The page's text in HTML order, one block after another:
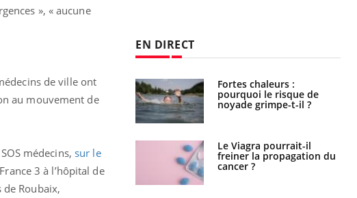
», « aucune
de ville ont
au mouvement de
médecins, sur le
3 à l’hôpital de
Roubaix,
EN DIRECT
La sieste empêche-t-elle
de dormir la nuit ?
tous les jours se profile-t-
elle enfin ?
Fortes chaleurs :
pourquoi le risque de
noyade grimpe-t-il ?
Le Viagra pourrait-il
freiner la propagation du
cancer ?